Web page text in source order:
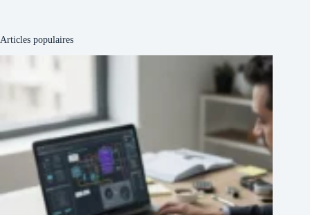
Articles populaires